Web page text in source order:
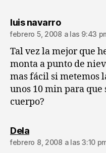
luis navarrodice:
febrero 5, 2008 a las 9:43
Tal vez la mejor que
monta a punto de
mas fácil si metemos
unos 10 min para
cuerpo?
Deladice:
febrero 8, 2008 a las 3:10